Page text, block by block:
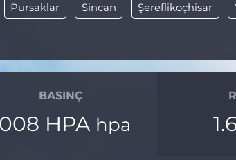
Pursaklar Sincan Şereflikoçhisar
BASINÇ
HPA hpa